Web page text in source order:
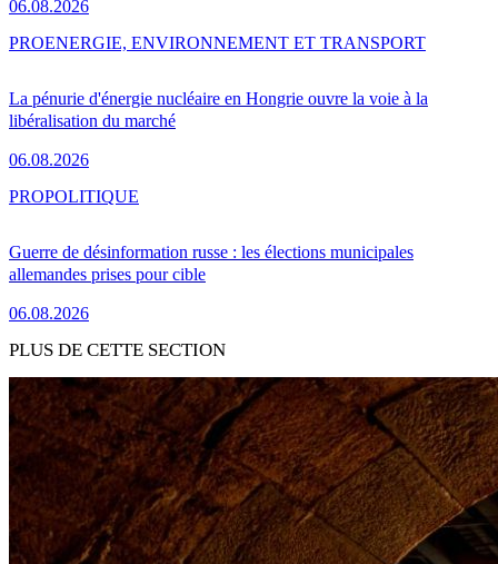
06.08.2026
La pénurie d'énergie nucléaire en Hongrie ouvre la voie à la
libéralisation du marché
06.08.2026
PROENERGIE, ENVIRONNEMENT ET TRANSPORT
Guerre de désinformation russe : les élections municipales
allemandes prises pour cible
06.08.2026
PROPOLITIQUE
PLUS DE CETTE SECTION